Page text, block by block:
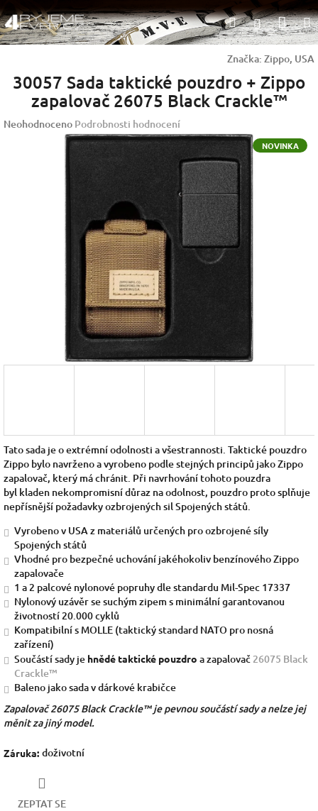
na
obsah
HledatPřihlášení
Značka: Zippo, USA
30057 Sada taktické pouzdro + Zippo
zapalovač 26075 Black Crackle™
Průměrné
Neohodnoceno Podrobnosti hodnocení
NOVINKA
Tato sada je o extrémní odolnosti a všestrannosti. Taktické pouzdro
Zippo bylo navrženo a vyrobeno podle stejných principů jako Zippo
zapalovač, který má chránit. Při navrhování tohoto pouzdra
byl kladen nekompromisní důraz na odolnost, pouzdro proto splňuje
nepřísnější požadavky ozbrojených sil Spojených států.
Vyrobeno v USA z materiálů určených pro ozbrojené síly
Spojených států
Vhodné pro bezpečné uchování jakéhokoliv benzínového Zippo
zapalovače
1 a 2 palcové nylonové popruhy dle standardu Mil-Spec 17337
Nylonový uzávěr se suchým zipem s minimální garantovanou
životností 20.000 cyklů
Kompatibilní s MOLLE (taktický standard NATO pro nosná
zařízení)
Součástí sady je hnědé taktické pouzdro a zapalovač 26075 Black
Crackle™
Baleno jako sada v dárkové krabičce
Zapalovač 26075 Black Crackle™ je pevnou součástí sady a nelze jej
měnit za jiný model.
Záruka: doživotní
ZEPTAT SE